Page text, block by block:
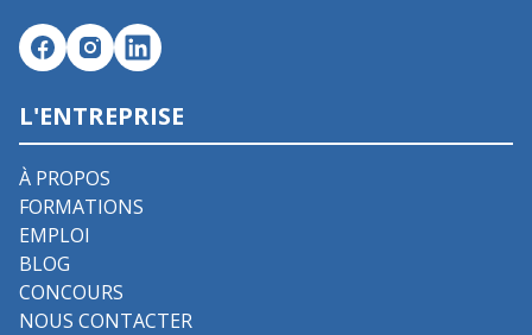
L'ENTREPRISE
À PROPOS
FORMATIONS
EMPLOI
BLOG
CONCOURS
NOUS CONTACTER